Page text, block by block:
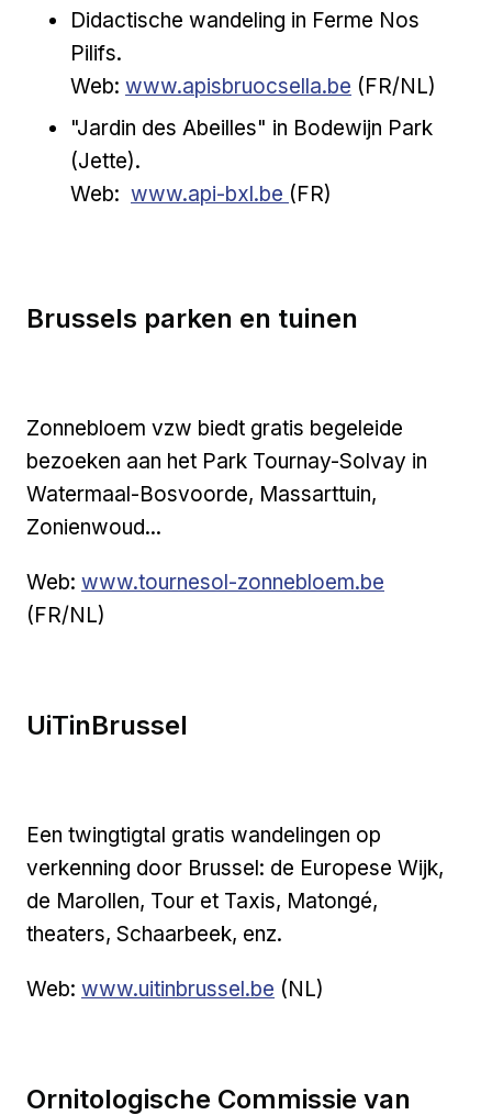
Didactische wandeling in Ferme Nos
Pilifs.
Web: Externe link
www.apisbruocsella.be (FR/NL)
"Jardin des Abeilles" in Bodewijn Park
(Jette).
Web: Externe link
www.api-bxl.be (FR)
Brussels parken en tuinen
Zonnebloem vzw biedt gratis begeleide
bezoeken aan het Park Tournay-Solvay in
Watermaal-Bosvoorde, Massarttuin,
Zonienwoud...
Web: Externe link
www.tournesol-zonnebloem.be
(FR/NL)
UiTinBrussel
Een twingtigtal gratis wandelingen op
verkenning door Brussel: de Europese Wijk,
de Marollen, Tour et Taxis, Matongé,
theaters, Schaarbeek, enz.
Web: Externe link
www.uitinbrussel.be (NL)
Ornitologische Commissie van